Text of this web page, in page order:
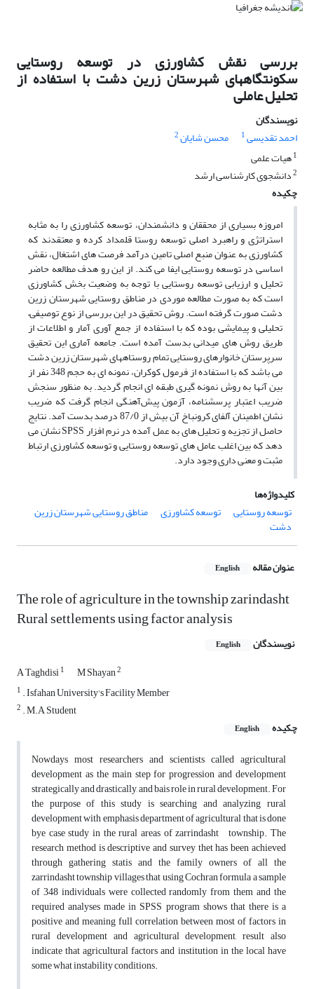
بررسی نقش کشاورزی در توسعه روستایی
سکونتگاههای شهرستان زرین دشت با استفاده از
تحلیل عاملی
نویسندگان
احمد تقدیسی1 محسن شایان2
1هیات علمی
2دانشجوی کارشناسی ارشد
چکیده
امروزه بسیاری از محققان و دانشمندان، توسعه کشاورزی را به مثابه
استراتژی و راهبرد اصلی توسعه روستا قلمداد کرده و معتقدند که
کشاورزی به عنوان منبع اصلی تامین درآمد فرصت های اشتغال، نقش
اساسی در توسعه روستایی ایفا می کند. از این رو هدف مطالعه حاضر
تحلیل و ارزیابی توسعه روستایی با توجه به وضعیت بخش کشاورزی
است که به صورت مطالعه موردی در مناطق روستایی شهرستان زرین
دشت صورت گرفته است. روش تحقیق در این بررسی از نوع توصیفی–
تحلیلی و پیمایشی بوده که با استفاده از جمع آوری آمار و اطلاعات از
طریق روش های میدانی بدست آمده است. جامعه آماری این تحقیق
سرپرستان خانوارهای روستایی تمام روستاههای شهرستان زرین دشت
می باشد که با استفاده از فرمول کوکران، نمونه ای به حجم 348 نفر از
بین آنها به روش نمونه گیری طبقه ای انجام گردید. به منظور سنجش
ضریب اعتبار پرسشنامه، آزمون پیش‌آهنگی انجام گرفت که ضریب
نشان اطمینان آلفای کرونباخ آن بیش از 87/0 درصد بدست آمد. نتایج
حاصل از تجزیه و تحلیل های به عمل آمده در نرم افزار SPSS نشان می
دهد که بین اغلب عامل های توسعه روستایی و توسعه کشاورزی ارتباط
مثبت و معنی داری وجود دارد.
کلیدواژه‌ها
توسعه روستایی
توسعه کشاورزی مناطق روستایی شهرستان زرین
دشت
عنوان مقاله English
The role of agriculture in the township zarindasht
Rural settlements using factor analysis
نویسندگان English
A Taghdisi1 M Shayan2
1 . Isfahan University's Facility Member
2 . M.A Student
چکیده
English
Nowdays most researchers and scientists called agricultural
development as the main step for progression and development
strategically and drastically, and bais role in rural development. For
the purpose of this study is searching and analyzing rural
development with emphasis department of agricultural that is done
bye case study in the rural areas of zarrindasht township. The
research method is descriptive and survey thet has been achieved
through gathering statis and the family owners of all the
zarrindasht township villages that using Cochran formula a sample
of 348 individuals were collected randomly from them and the
required analyses made in SPSS program shows that there is a
positive and meaning full correlation between most of factors in
rural development and agricultural development, result also
indicate that agricultural factors and institution in the local have
some what instability conditions.